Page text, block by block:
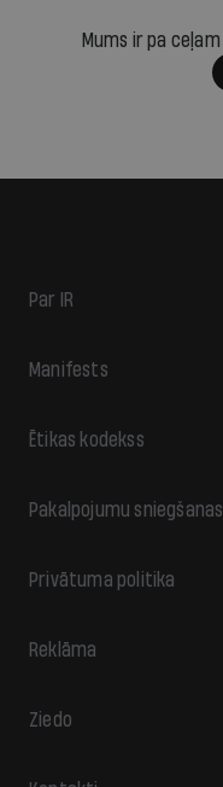
Mums ir pa
Par IR
Manifests
Ētikas kodekss
Pakalpojumu
Privātuma politika
Reklāma
Ziedo